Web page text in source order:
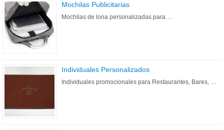
Mochilas Publicitarias
Mochilas de lona personalizadas para …
Individuales Personalizados
Individuales promocionales para Restaurantes, Bares, …